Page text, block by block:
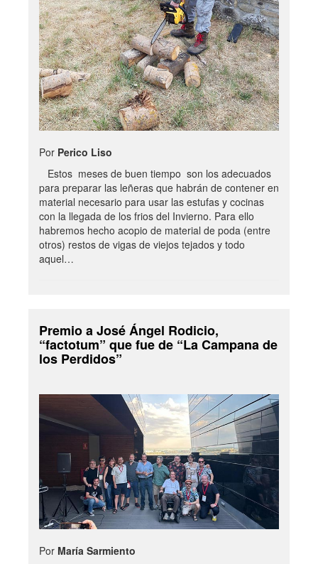
Por Perico Liso
Estos meses de buen tiempo son los adecuados
para preparar las leñeras que habrán de contener en
material necesario para usar las estufas y cocinas
con la llegada de los frios del Invierno. Para ello
habremos hecho acopio de material de poda (entre
otros) restos de vigas de viejos tejados y todo
aquel…
Premio a José Ángel Rodicio,
“factotum” que fue de “La Campana de
los Perdidos”
Por María Sarmiento